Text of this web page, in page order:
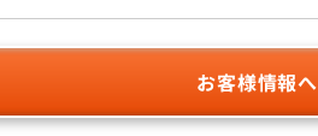
お客様情報へ